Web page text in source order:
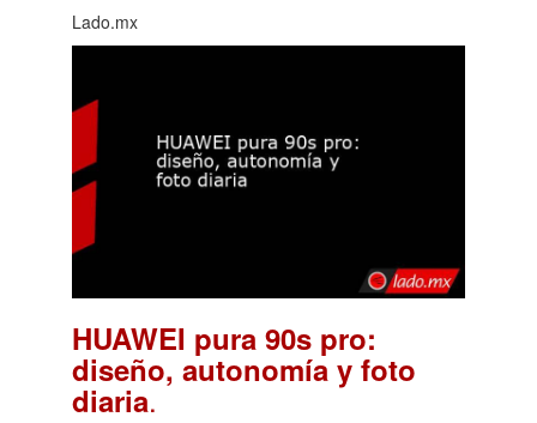
Lado.mx
HUAWEI pura 90s pro:
diseño, autonomía y foto
diaria.